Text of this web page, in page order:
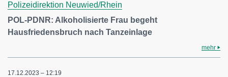
Polizeidirektion Neuwied/Rhein
POL-PDNR: Alkoholisierte Frau begeht
Hausfriedensbruch nach Tanzeinlage
mehr
17.12.2023 – 12:19